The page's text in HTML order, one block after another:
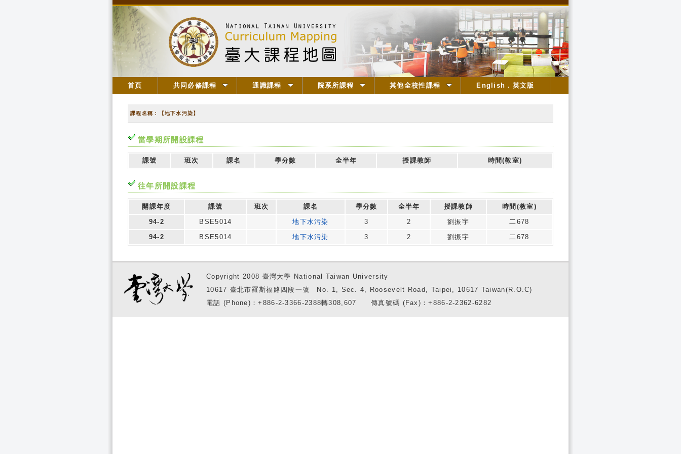
首頁 共同必修課程 通識課程 院系所課程 其他全校性課程 English．英文版
課程名稱：【地下水污染】
當學期所開設課程
課號 班次 課名 學分數 全半年 授課教師 時間(教室)
往年所開設課程
開課年度 課號 班次 課名 學分數 全半年 授課教師
時間(教室)
94-2
BSE5014 地下水污染 3 2 劉振宇
二678
94-2
BSE5014 地下水污染 3 2 劉振宇 二678
Copyright 2008 臺灣大學 National Taiwan University
10617 臺北市羅斯福路四段一號 No. 1, Sec. 4, Roosevelt Road, Taipei, 10617 Taiwan(R.O.C)
電話 (Phone)：+886-2-3366-2388轉308,607 傳真號碼 (Fax)：+886-2-2362-6282